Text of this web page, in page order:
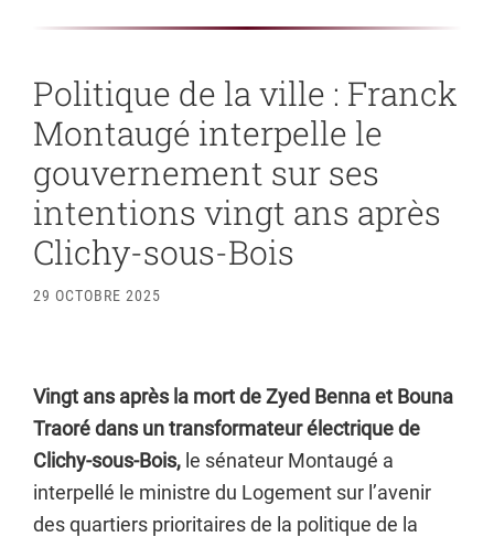
Politique de la ville : Franck
Montaugé interpelle le
gouvernement sur ses
intentions vingt ans après
Clichy-sous-Bois
29 OCTOBRE 2025
Vingt ans après la mort de Zyed Benna et Bouna
Traoré dans un transformateur électrique de
Clichy-sous-Bois, le sénateur Montaugé a
interpellé le ministre du Logement sur l’avenir
des quartiers prioritaires de la politique de la